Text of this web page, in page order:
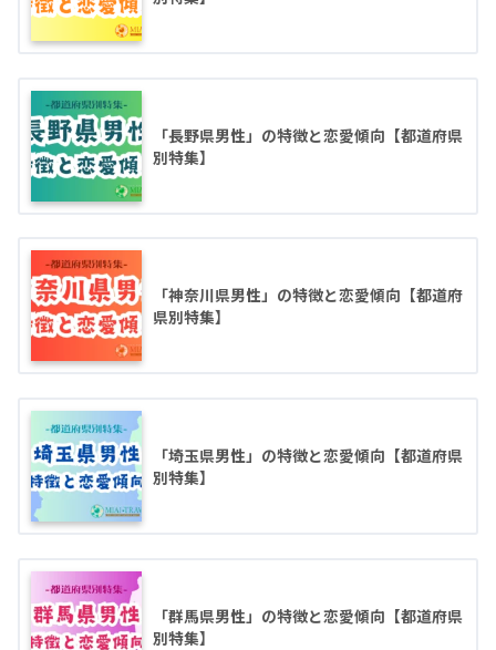
「長野県男性」の特徴と恋愛傾向【都道府県
別特集】
「神奈川県男性」の特徴と恋愛傾向【都道府
県別特集】
「埼玉県男性」の特徴と恋愛傾向【都道府県
別特集】
「群馬県男性」の特徴と恋愛傾向【都道府県
別特集】